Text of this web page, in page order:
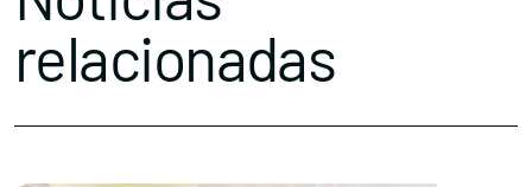
relacionadas